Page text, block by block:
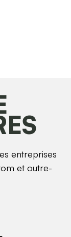
entreprises
et outre-